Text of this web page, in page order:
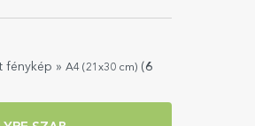
fénykép » A4 (21x30 cm)( 6